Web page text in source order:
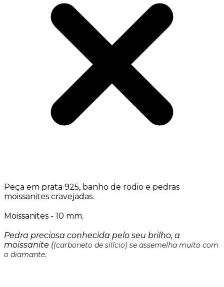
Peça em prata 925, banho de rodio e pedras
moissanites cravejadas.
Moissanites - 10 mm.
Pedra preciosa conhecida pelo seu brilho, a
moissanite ((carboneto de silício) se assemelha muito com
o diamante.